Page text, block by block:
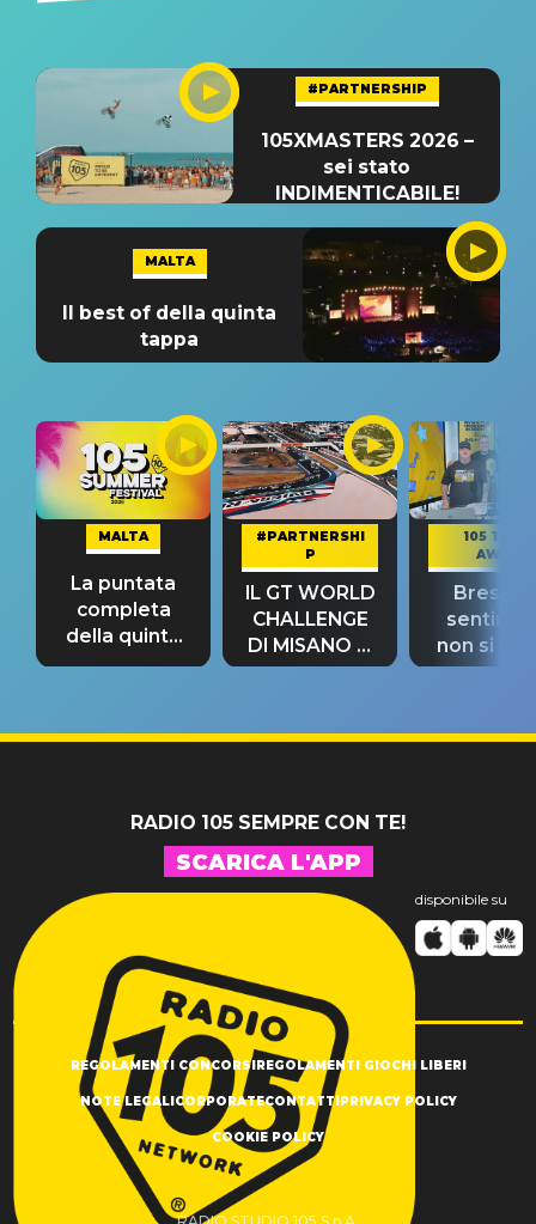
#PARTNERSHIP
105XMASTERS 2026 –
sei stato
INDIMENTICABILE!
MALTA
Il best of della quinta
tappa
MALTA
La puntata
completa
della quinta
tappa
#PARTNERSHI
P
IL GT WORLD
CHALLENGE
DI MISANO si
riconferma
105 TAKE
AWAY
Bresh:
non si
fino alla
RADIO 105 SEMPRE CON TE!
SCARICA L'APP
disponibile su
REGOLAMENTI CONCORSIREGOLAMENTI GIOCHI LIBERI
NOTE LEGALICORPORATECONTATTIPRIVACY POLICY
COOKIE POLICY